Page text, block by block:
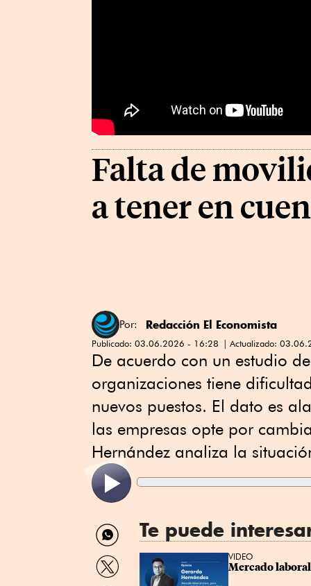
Falta de
a tener en
Por: Redacción El Economista
Publicado: 03.06.2026 - 16:28 Actualizado:
De acuerdo con un estudio
organizaciones tiene
nuevos puestos. El dato es
las empresas opte por
Hernández analiza la
Compartir
por
WhatsApp
Compartir
por
Te puede
VIDEO
Mercado